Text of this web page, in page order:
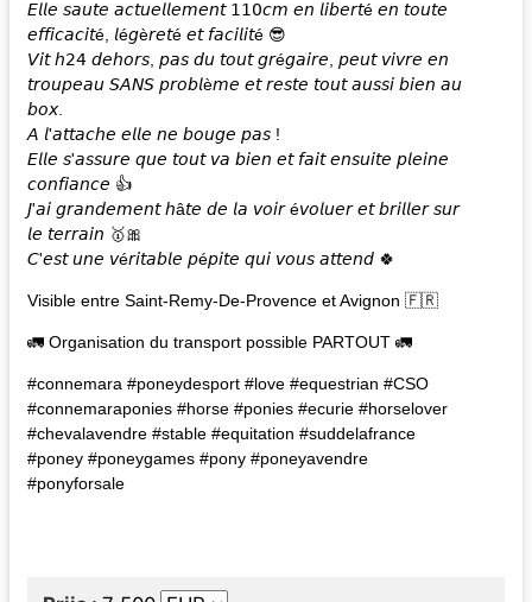
𝘌𝘭𝘭𝘦 𝘴𝘢𝘶𝘵𝘦 𝘢𝘤𝘵𝘶𝘦𝘭𝘭𝘦𝘮𝘦𝘯𝘵 𝟣𝟣𝟢𝘤𝘮 𝘦𝘯 𝘭𝘪𝘣𝘦𝘳𝘵é 𝘦𝘯 𝘵𝘰𝘶𝘵𝘦
𝘦𝘧𝘧𝘪𝘤𝘢𝘤𝘪𝘵é, 𝘭é𝘨è𝘳𝘦𝘵é 𝘦𝘵 𝘧𝘢𝘤𝘪𝘭𝘪𝘵é 😎
𝘝𝘪𝘵 𝘩𝟤𝟦 𝘥𝘦𝘩𝘰𝘳𝘴, 𝘱𝘢𝘴 𝘥𝘶 𝘵𝘰𝘶𝘵 𝘨𝘳é𝘨𝘢𝘪𝘳𝘦, 𝘱𝘦𝘶𝘵 𝘷𝘪𝘷𝘳𝘦 𝘦𝘯
𝘵𝘳𝘰𝘶𝘱𝘦𝘢𝘶 𝘚𝘈𝘕𝘚 𝘱𝘳𝘰𝘣𝘭è𝘮𝘦 𝘦𝘵 𝘳𝘦𝘴𝘵𝘦 𝘵𝘰𝘶𝘵 𝘢𝘶𝘴𝘴𝘪 𝘣𝘪𝘦𝘯 𝘢𝘶
𝘣𝘰𝘹.
𝘈 𝘭'𝘢𝘵𝘵𝘢𝘤𝘩𝘦 𝘦𝘭𝘭𝘦 𝘯𝘦 𝘣𝘰𝘶𝘨𝘦 𝘱𝘢𝘴 !
𝘌𝘭𝘭𝘦 𝘴'𝘢𝘴𝘴𝘶𝘳𝘦 𝘲𝘶𝘦 𝘵𝘰𝘶𝘵 𝘷𝘢 𝘣𝘪𝘦𝘯 𝘦𝘵 𝘧𝘢𝘪𝘵 𝘦𝘯𝘴𝘶𝘪𝘵𝘦 𝘱𝘭𝘦𝘪𝘯𝘦
𝘤𝘰𝘯𝘧𝘪𝘢𝘯𝘤𝘦 👍
𝘑'𝘢𝘪 𝘨𝘳𝘢𝘯𝘥𝘦𝘮𝘦𝘯𝘵 𝘩â𝘵𝘦 𝘥𝘦 𝘭𝘢 𝘷𝘰𝘪𝘳 é𝘷𝘰𝘭𝘶𝘦𝘳 𝘦𝘵 𝘣𝘳𝘪𝘭𝘭𝘦𝘳 𝘴𝘶𝘳
𝘭𝘦 𝘵𝘦𝘳𝘳𝘢𝘪𝘯 🥇🎀
𝘊'𝘦𝘴𝘵 𝘶𝘯𝘦 𝘷é𝘳𝘪𝘵𝘢𝘣𝘭𝘦 𝘱é𝘱𝘪𝘵𝘦 𝘲𝘶𝘪 𝘷𝘰𝘶𝘴 𝘢𝘵𝘵𝘦𝘯𝘥 🍀
Visible entre Saint-Remy-De-Provence et Avignon 🇫🇷
🚛 Organisation du transport possible PARTOUT 🚛
#connemara #poneydesport #love #equestrian #CSO
#connemaraponies #horse #ponies #ecurie #horselover
#chevalavendre #stable #equitation #suddelafrance
#poney #poneygames #pony #poneyavendre
#ponyforsale